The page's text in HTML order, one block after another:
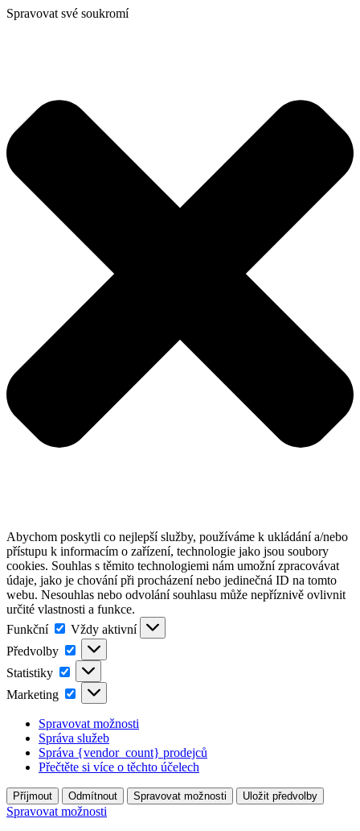
Spravovat své soukromí
Abychom poskytli co nejlepší služby, používáme k ukládání a/nebo
přístupu k informacím o zařízení, technologie jako jsou soubory
cookies. Souhlas s těmito technologiemi nám umožní zpracovávat
údaje, jako je chování při procházení nebo jedinečná ID na tomto
webu. Nesouhlas nebo odvolání souhlasu může nepříznivě ovlivnit
určité vlastnosti a funkce.
Funkční
Funkční
Vždy aktivní
Předvolby
Předvolby
Statistiky Statistiky
Marketing Marketing
Spravovat možnosti
Správa služeb
Správa {vendor_count} prodejců
Přečtěte si více o těchto účelech
Příjmout Odmítnout Spravovat možnosti Uložit předvolby
Spravovat možnosti